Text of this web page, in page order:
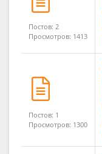
Постов: 2
Просмотров: 1413
Постов: 1
Просмотров: 1300